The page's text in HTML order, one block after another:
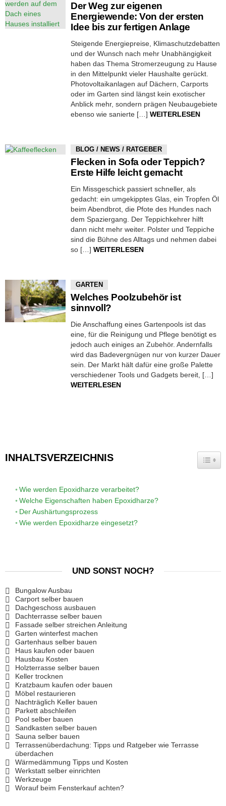
Der Weg zur eigenen
Energiewende: Von der ersten
Idee bis zur fertigen Anlage
Steigende Energiepreise, Klimaschutzdebatten
und der Wunsch nach mehr Unabhängigkeit
haben das Thema Stromerzeugung zu Hause
in den Mittelpunkt vieler Haushalte gerückt.
Photovoltaikanlagen auf Dächern, Carports
oder im Garten sind längst kein exotischer
Anblick mehr, sondern prägen Neubaugebiete
ebenso wie sanierte […] WEITERLESEN
BLOG / NEWS / RATGEBER
Flecken in Sofa oder Teppich?
Erste Hilfe leicht gemacht
Ein Missgeschick passiert schneller, als
gedacht: ein umgekipptes Glas, ein Tropfen Öl
beim Abendbrot, die Pfote des Hundes nach
dem Spaziergang. Der Teppichkehrer hilft
dann nicht mehr weiter. Polster und Teppiche
sind die Bühne des Alltags und nehmen dabei
so […] WEITERLESEN
GARTEN
Welches Poolzubehör ist
sinnvoll?
Die Anschaffung eines Gartenpools ist das
eine, für die Reinigung und Pflege benötigt es
jedoch auch einiges an Zubehör. Andernfalls
wird das Badevergnügen nur von kurzer Dauer
sein. Der Markt hält dafür eine große Palette
verschiedener Tools und Gadgets bereit, […]
WEITERLESEN
INHALTSVERZEICHNIS
Wie werden Epoxidharze verarbeitet?
Welche Eigenschaften haben Epoxidharze?
Der Aushärtungsprozess
Wie werden Epoxidharze eingesetzt?
UND SONST NOCH?
Bungalow Ausbau
Carport selber bauen
Dachgeschoss ausbauen
Dachterrasse selber bauen
Fassade selber streichen Anleitung
Garten winterfest machen
Gartenhaus selber bauen
Haus kaufen oder bauen
Hausbau Kosten
Holzterrasse selber bauen
Keller trocknen
Kratzbaum kaufen oder bauen
Möbel restaurieren
Nachträglich Keller bauen
Parkett abschleifen
Pool selber bauen
Sandkasten selber bauen
Sauna selber bauen
Terrassenüberdachung: Tipps und Ratgeber wie Terrasse
überdachen
Wärmedämmung Tipps und Kosten
Werkstatt selber einrichten
Werkzeuge
Worauf beim Fensterkauf achten?